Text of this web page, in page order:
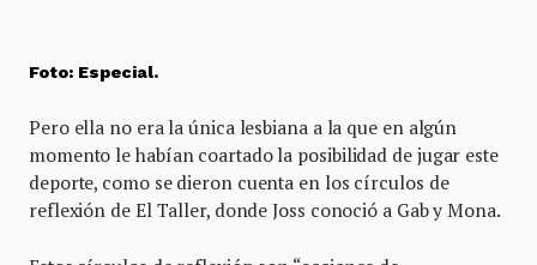
Foto: Especial.
Pero ella no era la única lesbiana a la que en algún
momento le habían coartado la posibilidad de jugar este
deporte, como se dieron cuenta en los círculos de
reflexión de El Taller, donde Joss conoció a Gab y Mona.